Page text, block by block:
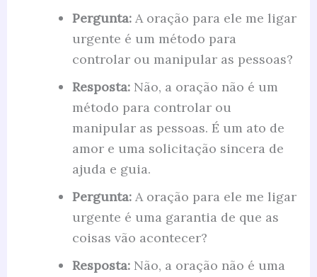
Pergunta:A oração para ele me ligar
urgente é um método para
controlar ou manipular as pessoas?
Resposta:Não, a oração não é um
método para controlar ou
manipular as pessoas. É um ato de
amor e uma solicitação sincera de
ajuda e guia.
Pergunta:A oração para ele me ligar
urgente é uma garantia de que as
coisas vão acontecer?
Resposta:Não, a oração não é uma